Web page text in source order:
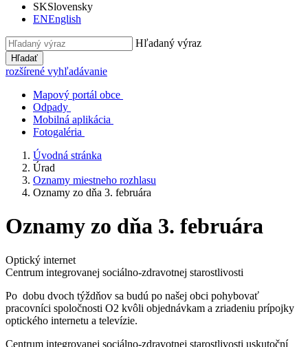
SKSlovensky
ENEnglish
Hľadaný výraz
Hľadať
rozšírené vyhľadávanie
Mapový portál obce
Odpady
Mobilná aplikácia
Fotogaléria
Úvodná stránka
Úrad
Oznamy miestneho rozhlasu
Oznamy zo dňa 3. februára
Oznamy zo dňa 3. februára
Optický internet
Centrum integrovanej sociálno-zdravotnej starostlivosti
Po dobu dvoch týždňov sa budú po našej obci pohybovať
pracovníci spoločnosti O2 kvôli objednávkam a zriadeniu prípojky
optického internetu a televízie.
Centrum integrovanej sociálno-zdravotnej starostlivosti uskutoční